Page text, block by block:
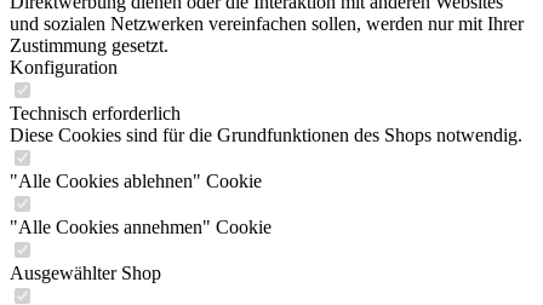
und sozialen Netzwerken vereinfachen sollen, werden nur mit Ihrer
Zustimmung gesetzt.
Konfiguration
Technisch erforderlich
Diese Cookies sind für die Grundfunktionen des Shops notwendig.
"Alle Cookies ablehnen" Cookie
"Alle Cookies annehmen" Cookie
Ausgewählter Shop